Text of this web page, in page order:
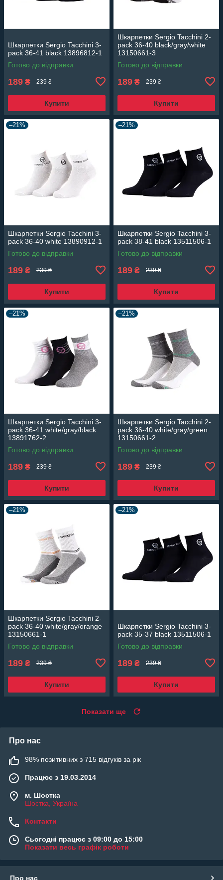
Шкарпетки Sergio Tacchini 3-
pack 36-41 black 13896812-1
Готово до відправки
189 ₴ 239 ₴
Купити
Шкарпетки Sergio Tacchini 2-
pack 36-40 black/gray/white
13150661-3
Готово до відправки
189 ₴ 239 ₴
Купити
–21%
Шкарпетки Sergio Tacchini 3-
pack 36-40 white 13890912-1
Готово до відправки
189 ₴ 239 ₴
Купити
–21%
Шкарпетки Sergio Tacchini 3-
pack 38-41 black 13511506-1
Готово до відправки
189 ₴ 239 ₴
Купити
–21%
Шкарпетки Sergio Tacchini 3-
pack 36-41 white/gray/black
13891762-2
Готово до відправки
189 ₴ 239 ₴
Купити
–21%
Шкарпетки Sergio Tacchini 2-
pack 36-40 white/gray/green
13150661-2
Готово до відправки
189 ₴ 239 ₴
Купити
–21%
Шкарпетки Sergio Tacchini 2-
pack 36-40 white/gray/orange
13150661-1
Готово до відправки
189 ₴ 239 ₴
Купити
–21%
Шкарпетки Sergio Tacchini 3-
pack 35-37 black 13511506-1
Готово до відправки
189 ₴ 239 ₴
Купити
Показати ще
Про нас
98% позитивних з 715 відгуків за рік
Працює з 19.03.2014
м. Шостка
Шостка, Україна
Контакти
Сьогодні працює з 09:00 до 15:00
Показати весь графік роботи
Про нас